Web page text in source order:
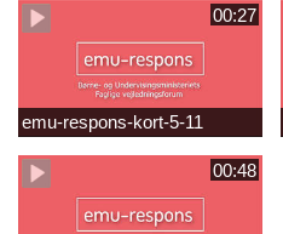
00:27
emu-respons-kort-5-11
00:48